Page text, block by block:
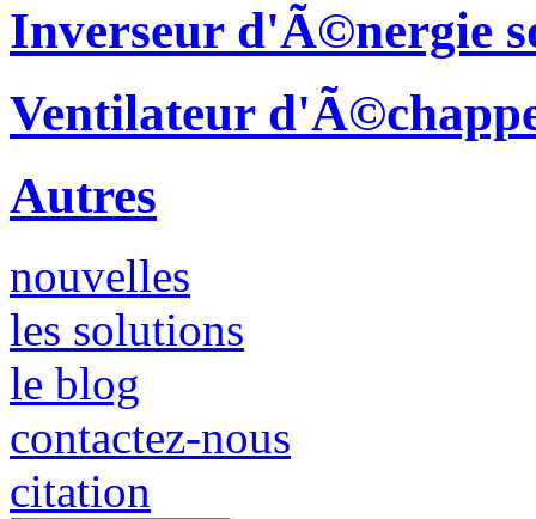
Inverseur d'Ã©nergie
Ventilateur
Autres
nouvelles
les solutions
le blog
contactez-nous
citation